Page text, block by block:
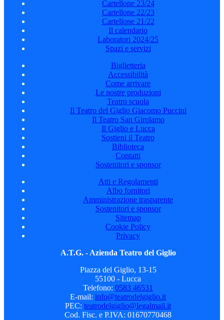
Cartellone 23/24
Cartellone 22/23
Cartellone 21/22
Il calendario
Laboratori 2024/25
Spazi e servizi
Biglietteria
Accessibilità
Come arrivare
Le nostre produzioni
Teatro scuola
Il Teatro del Giglio Giacomo Puccini
Il Teatro San Girolamo
Il Giglio e Lucca
Sostieni il Teatro
Biblioteca
Contatti
Sostenitori e sponsor
Atti e Regolamenti
Albo fornitori
Amministrazione trasparente
Sostenitori e sponsor
Sitemap
Cookie Policy
Privacy
A.T.G. - Azienda Teatro del Giglio
Piazza del Giglio, 13-15
55100 - Lucca
Telefono: 0583 46531
E-mail: info@teatrodelgiglio.it
PEC: teatrodelgiglio@legalmail.it
Cod. Fisc. e P.IVA: 01670770468